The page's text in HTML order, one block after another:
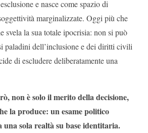
e nasce come spazio di
marginalizzate. Oggi più che
svela la sua totale ipocrisia: non si può
paladini dell’inclusione e dei diritti civili
di escludere deliberatamente una
non è solo il merito della decisione,
la produce: un esame politico
una sola realtà su base identitaria.